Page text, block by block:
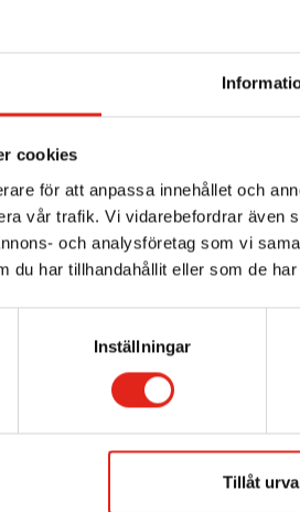
cookies
för att anpassa innehållet och
vår trafik. Vi vidarebefordrar även
och analysföretag som vi
du har tillhandahållit eller som de
Inställningar
Tillåt
Relaterade